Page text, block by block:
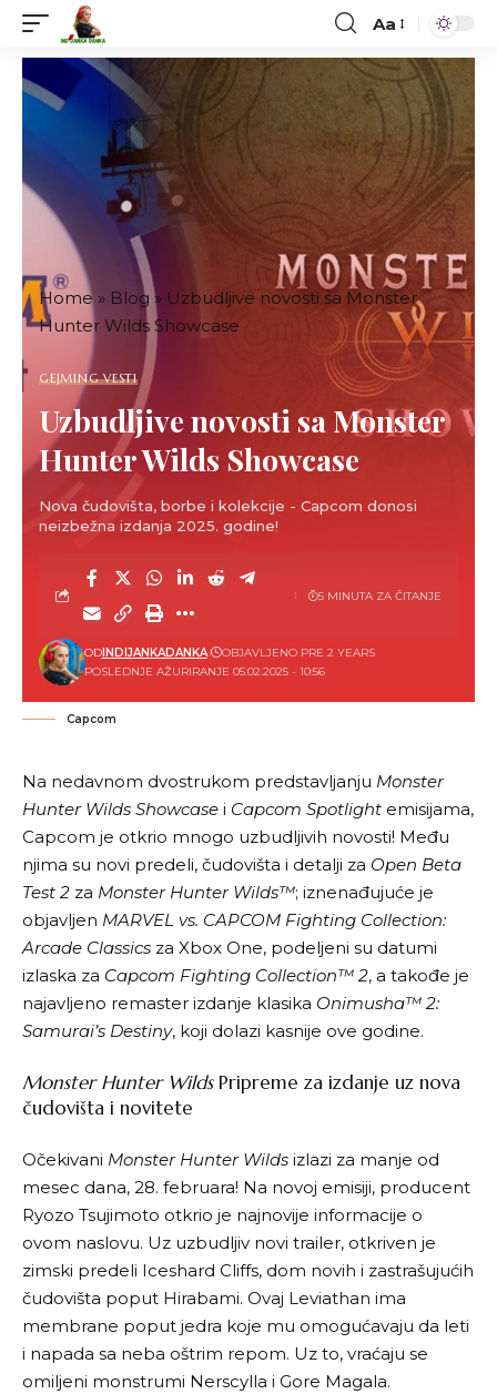
Font
Resizer
Aa
Home » Blog » Uzbudljive novosti sa Monster
Hunter Wilds Showcase
GEJMING VESTI
Uzbudljive novosti sa Monster
Hunter Wilds Showcase
Nova čudovišta, borbe i kolekcije - Capcom donosi
neizbežna izdanja 2025. godine!
POSLEDNJE AŽURIRANJE 05.02.2025 - 10:56
ODINDIJANKADANKA OBJAVLJENO PRE 2 YEARS
5 MINUTA ZA ČITANJE
Capcom
Na nedavnom dvostrukom predstavljanju Monster
Hunter Wilds Showcase i Capcom Spotlight emisijama,
Capcom je otkrio mnogo uzbudljivih novosti! Među
njima su novi predeli, čudovišta i detalji za Open Beta
Test 2 za Monster Hunter Wilds™; iznenađujuće je
objavljen MARVEL vs. CAPCOM Fighting Collection:
Arcade Classics za Xbox One, podeljeni su datumi
izlaska za Capcom Fighting Collection™ 2, a takođe je
najavljeno remaster izdanje klasika Onimusha™ 2:
Samurai’s Destiny, koji dolazi kasnije ove godine.
Monster Hunter WildsPripreme za izdanje uz nova
čudovišta i novitete
Očekivani Monster Hunter Wilds izlazi za manje od
mesec dana, 28. februara! Na novoj emisiji, producent
Ryozo Tsujimoto otkrio je najnovije informacije o
ovom naslovu. Uz uzbudljiv novi trailer, otkriven je
zimski predeli Iceshard Cliffs, dom novih i zastrašujućih
čudovišta poput Hirabami. Ovaj Leviathan ima
membrane poput jedra koje mu omogućavaju da leti
i napada sa neba oštrim repom. Uz to, vraćaju se
omiljeni monstrumi Nerscylla i Gore Magala.